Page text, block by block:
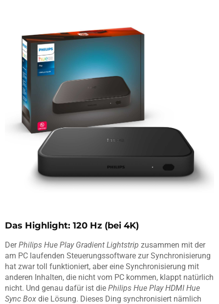
Das Highlight: 120 Hz (bei 4K)
DerPhilips Hue Play Gradient Lightstrip zusammen mit der
am PC laufenden Steuerungssoftware zur Synchronisierung
hat zwar toll funktioniert, aber eine Synchronisierung mit
anderen Inhalten, die nicht vom PC kommen, klappt natürlich
nicht. Und genau dafür ist die Philips Hue Play HDMI Hue
Sync Box die Lösung. Dieses Ding synchronisiert nämlich